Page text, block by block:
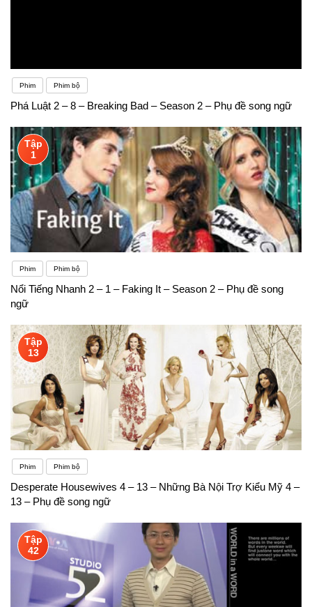
Phim Phim bộ
Phá Luật 2 – 8 – Breaking Bad – Season 2 – Phụ đề song ngữ
Tập
1
Phim Phim bộ
Nổi Tiếng Nhanh 2 – 1 – Faking It – Season 2 – Phụ đề song
ngữ
Tập
13
Phim Phim bộ
Desperate Housewives 4 – 13 – Những Bà Nội Trợ Kiểu Mỹ 4 –
13 – Phụ đề song ngữ
Tập
42